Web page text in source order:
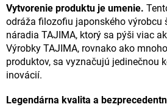
Vytvorenie produktu je umenie.
odráža filozofiu japonského výrobcu
náradia TAJIMA, ktorý sa pýši viac
Výrobky TAJIMA, rovnako ako
produktov, sa vyznačujú jedinečnou
inovácií.
Legendárna kvalita a